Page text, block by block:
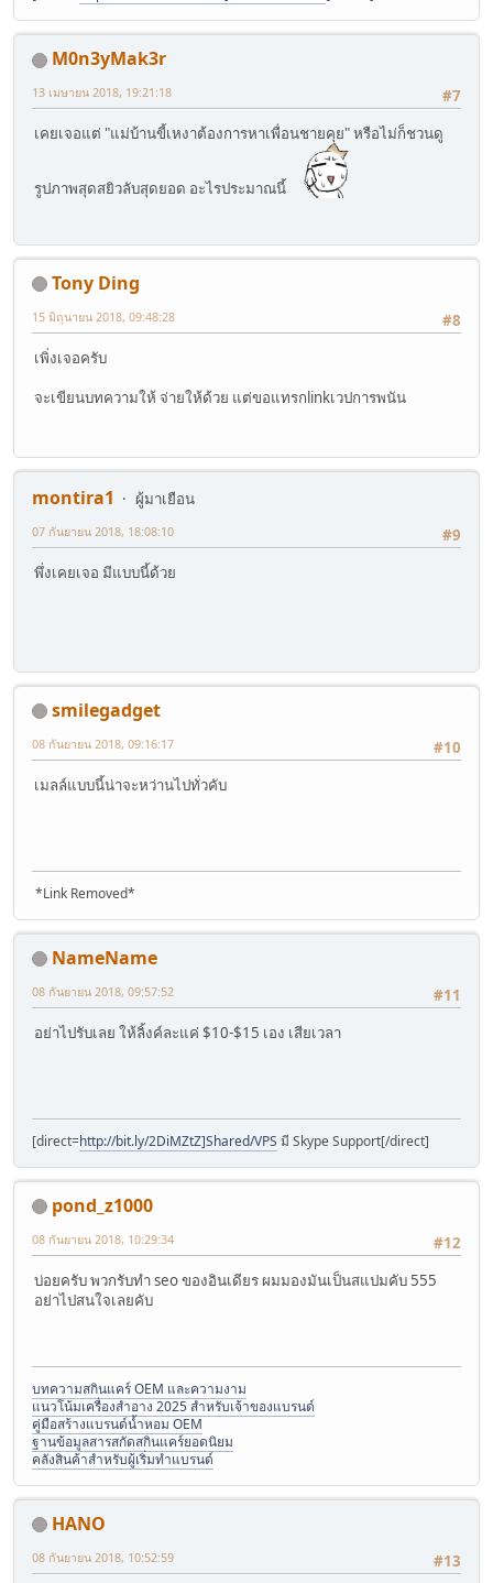
M0n3yMak3r
#7
13 เมษายน 2018, 19:21:18
เคยเจอแต่ "แม่บ้านขี้เหงาต้องการหาเพื่อนชายคุย" หรือไม่ก็ชวนดู
รูปภาพสุดสยิวลับสุดยอด อะไรประมาณนี้
Tony Ding
#8
15 มิถุนายน 2018, 09:48:28
เพิ่งเจอครับ
จะเขียนบทความให้ จ่ายให้ด้วย แต่ขอแทรกlinkเวปการพนัน
montira1
ผู้มาเยือน
#9
07 กันยายน 2018, 18:08:10
พึ่งเคยเจอ มีแบบนี้ด้วย
smilegadget
#10
08 กันยายน 2018, 09:16:17
เมลล์แบบนี้น่าจะหว่านไปทั่วคับ
*Link Removed*
NameName
#11
08 กันยายน 2018, 09:57:52
อย่าไปรับเลย ให้ลิ้งค์ละแค่ $10-$15 เอง เสียเวลา
[direct=http://bit.ly/2DiMZtZ]Shared/VPS มี Skype Support[/direct]
pond_z1000
#12
08 กันยายน 2018, 10:29:34
บ่อยครับ พวกรับทำ seo ของอินเดียร ผมมองมันเป็นสแปมคับ 555
อย่าไปสนใจเลยคับ
บทความสกินแคร์ OEM และความงาม
แนวโน้มเครื่องสำอาง 2025 สำหรับเจ้าของแบรนด์
คู่มือสร้างแบรนด์น้ำหอม OEM
ฐานข้อมูลสารสกัดสกินแคร์ยอดนิยม
คลังสินค้าสำหรับผู้เริ่มทำแบรนด์
HANO
#13
08 กันยายน 2018, 10:52:59